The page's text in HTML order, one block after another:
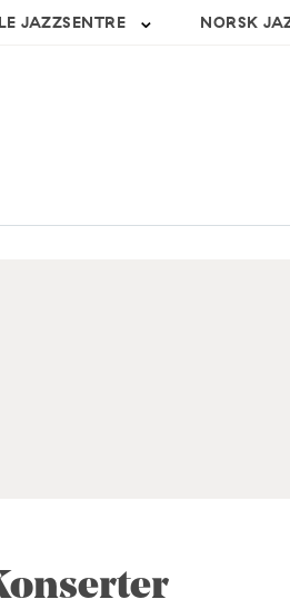
JAZZSENTRE NORSK